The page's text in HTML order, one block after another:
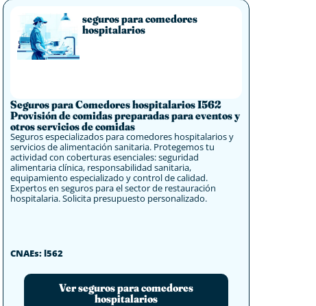
seguros para comedores
hospitalarios
Seguros para Comedores hospitalarios I562
Provisión de comidas preparadas para eventos y
otros servicios de comidas
Seguros especializados para comedores hospitalarios y
servicios de alimentación sanitaria. Protegemos tu
actividad con coberturas esenciales: seguridad
alimentaria clínica, responsabilidad sanitaria,
equipamiento especializado y control de calidad.
Expertos en seguros para el sector de restauración
hospitalaria. Solicita presupuesto personalizado.
CNAEs: l562
Ver seguros para comedores
hospitalarios